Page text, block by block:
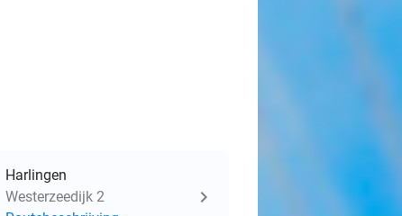
Harlingen
Westerzeedijk 2